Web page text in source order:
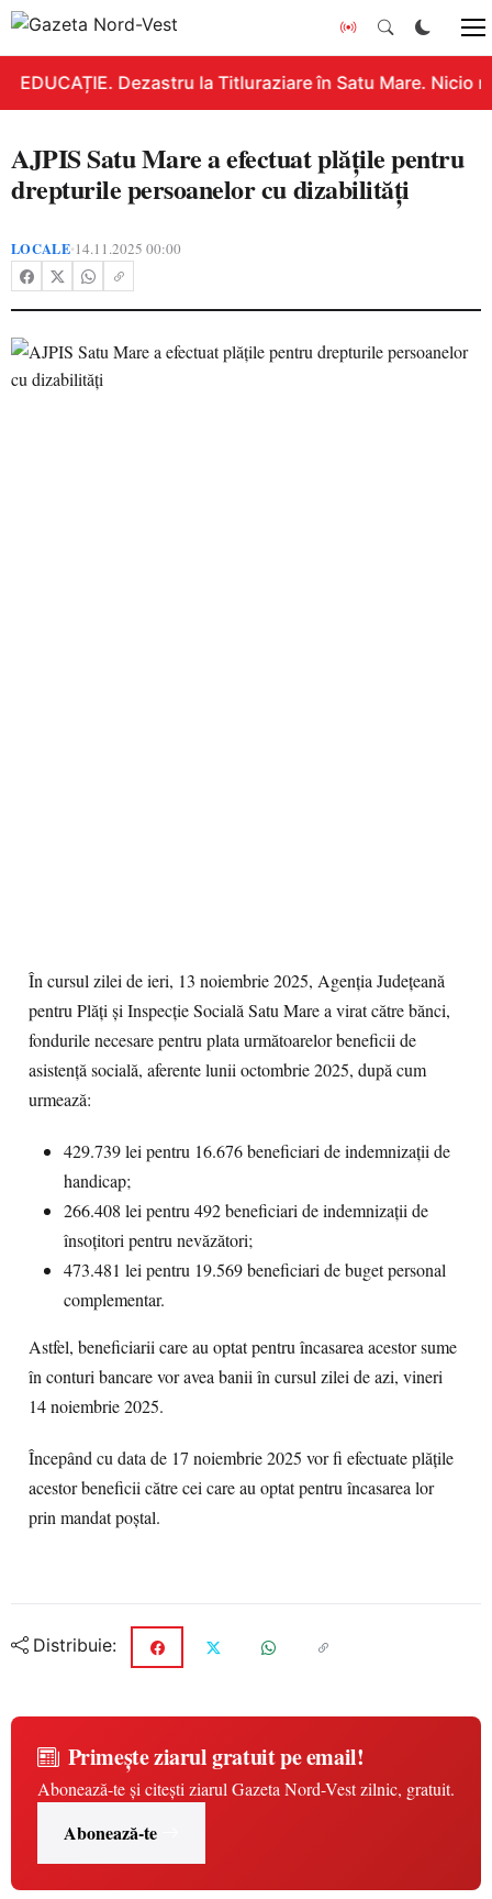
EDUCAȚIE. Dezastru la Titluraziare în Satu Mare. Nicio
AJPIS Satu Mare a efectuat plățile pentru
drepturile persoanelor cu dizabilități
LOCALE•14.11.2025 00:00
În cursul zilei de ieri, 13 noiembrie 2025, Agenția Județeană
pentru Plăți și Inspecție Socială Satu Mare a virat către bănci,
fondurile necesare pentru plata următoarelor beneficii de
asistență socială, aferente lunii octombrie 2025, după cum
urmează:
429.739 lei pentru 16.676 beneficiari de indemnizații de
handicap;
266.408 lei pentru 492 beneficiari de indemnizații de
însoțitori pentru nevăzători;
473.481 lei pentru 19.569 beneficiari de buget personal
complementar.
Astfel, beneficiarii care au optat pentru încasarea acestor sume
în conturi bancare vor avea banii în cursul zilei de azi, vineri
14 noiembrie 2025.
Începând cu data de 17 noiembrie 2025 vor fi efectuate plățile
acestor beneficii către cei care au optat pentru încasarea lor
prin mandat poștal.
Distribuie:
Primește ziarul gratuit pe email!
Abonează-te și citești ziarul Gazeta Nord-Vest zilnic, gratuit.
Abonează-te